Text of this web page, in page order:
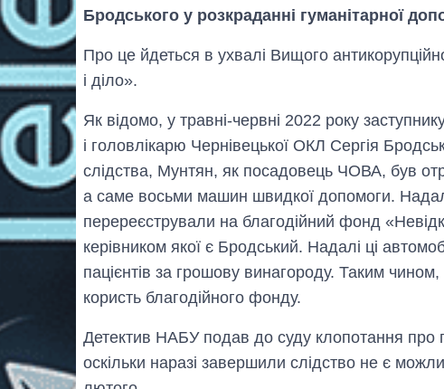
Бродського у розкраданні гуманітарної
Про це йдеться в ухвалі Вищого
і діло».
Як відомо, у травні-червні 2022 року
і головлікарю Чернівецької ОКЛ Сергія
слідства, Мунтян, як посадовець ЧОВА, був
а саме восьми машин швидкої допомоги.
перереєстрували на благодійний фонд
керівником якої є Бродський. Надалі ці
пацієнтів за грошову винагороду. Таким
користь благодійного фонду.
Детектив НАБУ подав до суду клопотання про
оскільки наразі завершили слідство не є